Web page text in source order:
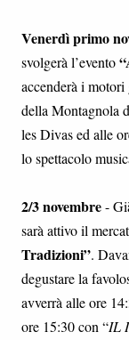
Venerdì primo
svolgerà l’evento
accenderà i
della Montagnola
les Divas ed alle
lo spettacolo
2/3 novembre-
sarà attivo il
Tradizioni”.
degustare la
avverrà alle ore
ore 15:30 con “IL